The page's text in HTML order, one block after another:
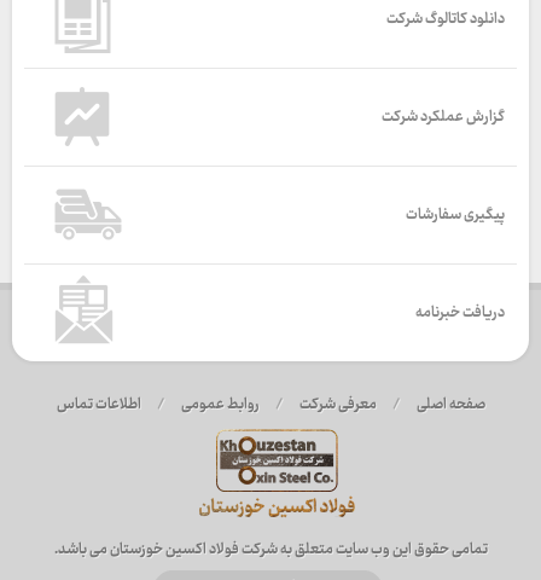
دانلود کاتالوگ شرکت
گزارش عملکرد شرکت
پیگیری سفارشات
دریافت خبرنامه
صفحه اصلی / معرفی شرکت / روابط عمومی / اطلاعات تماس
تمامی حقوق این وب سایت متعلق به شرکت فولاد اکسین خوزستان می باشد.